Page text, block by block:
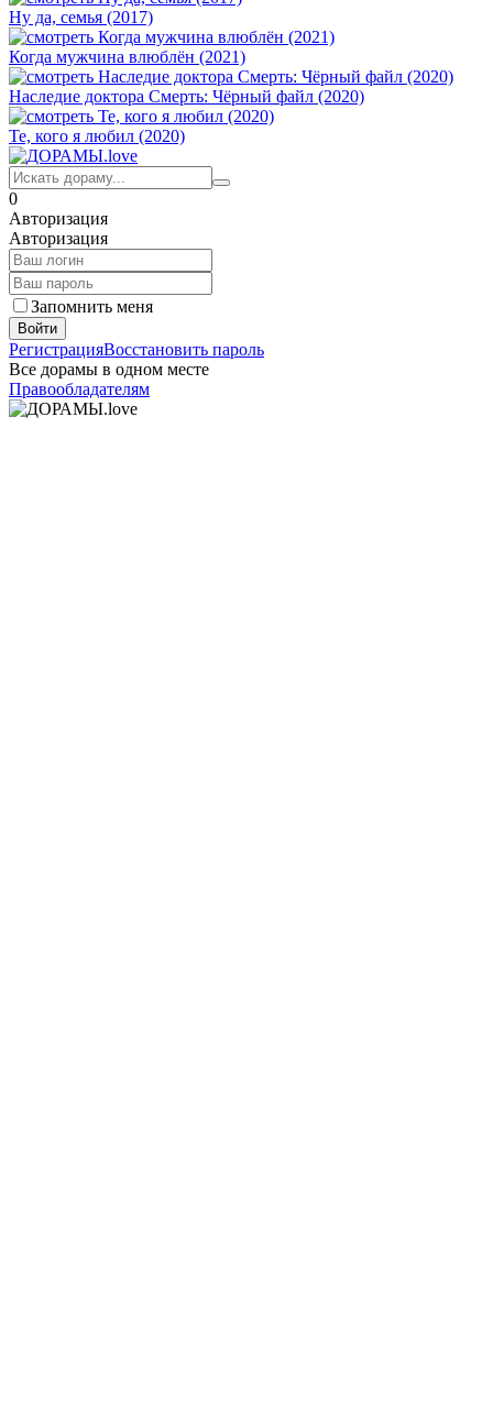
Ну да, семья (2017)
Когда мужчина влюблён (2021)
Наследие доктора Смерть: Чёрный файл (2020)
Те, кого я любил (2020)
0
Авторизация
Авторизация
Запомнить меня
Войти
РегистрацияВосстановить пароль
Все дорамы в одном месте
Правообладателям